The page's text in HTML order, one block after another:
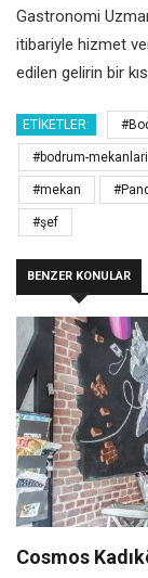
Gastronomi
itibariyle hizmet
edilen gelirin bir
ETIKETLER:
#bodrum-mekanlari
#mekan
#şef
BENZER KONULAR
Cosmos